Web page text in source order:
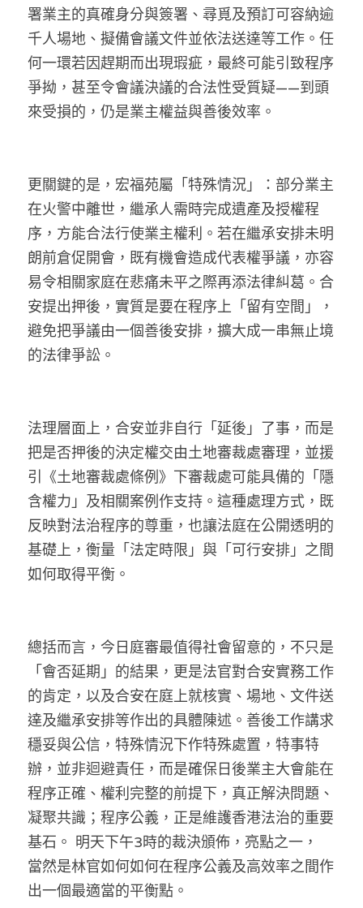
署業主的真確身分與簽署、尋覓及預訂可容納逾
千人場地、擬備會議文件並依法送達等工作。任
何一環若因趕期而出現瑕疵，最終可能引致程序
爭拗，甚至令會議決議的合法性受質疑——到頭
來受損的，仍是業主權益與善後效率。
更關鍵的是，宏福苑屬「特殊情況」：部分業主
在火警中離世，繼承人需時完成遺產及授權程
序，方能合法行使業主權利。若在繼承安排未明
朗前倉促開會，既有機會造成代表權爭議，亦容
易令相關家庭在悲痛未平之際再添法律糾葛。合
安提出押後，實質是要在程序上「留有空間」，
避免把爭議由一個善後安排，擴大成一串無止境
的法律爭訟。
法理層面上，合安並非自行「延後」了事，而是
把是否押後的決定權交由土地審裁處審理，並援
引《土地審裁處條例》下審裁處可能具備的「隱
含權力」及相關案例作支持。這種處理方式，既
反映對法治程序的尊重，也讓法庭在公開透明的
基礎上，衡量「法定時限」與「可行安排」之間
如何取得平衡。
總括而言，今日庭審最值得社會留意的，不只是
「會否延期」的結果，更是法官對合安實務工作
的肯定，以及合安在庭上就核實、場地、文件送
達及繼承安排等作出的具體陳述。善後工作講求
穩妥與公信，特殊情況下作特殊處置，特事特
辦，並非迴避責任，而是確保日後業主大會能在
程序正確、權利完整的前提下，真正解決問題、
凝聚共識；程序公義，正是維護香港法治的重要
基石。 明天下午3時的裁決頒佈，亮點之一，
當然是林官如何如何在程序公義及高效率之間作
出一個最適當的平衡點。